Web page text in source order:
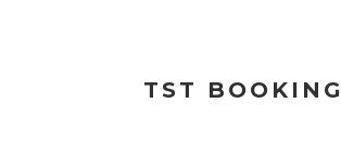
TST BOOKING